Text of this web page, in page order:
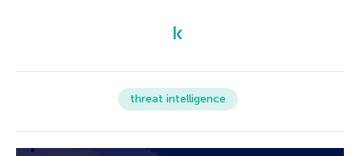
threat intelligence